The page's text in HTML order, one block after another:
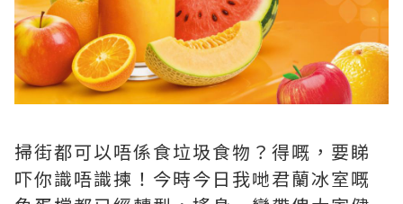
掃街都可以唔係食垃圾食物？得嘅，要睇
吓你識唔識揀！今時今日我哋君蘭冰室嘅